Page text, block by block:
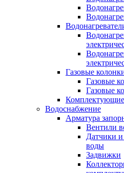
Газовые
Газовые
Газовые
Комплектующие
Водоснабжение
Арматура
Вентили
Датчики и
воды
Задвижки